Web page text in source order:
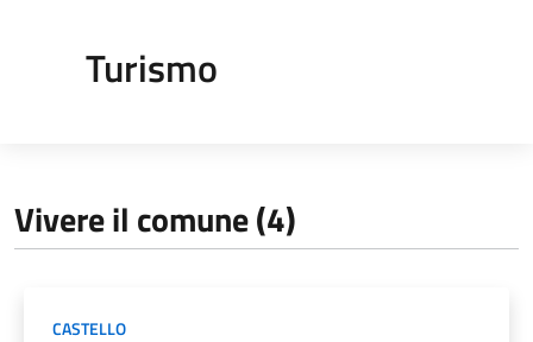
Turismo
Vivere il comune (4)
CASTELLO